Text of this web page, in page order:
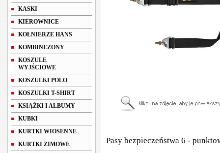
KASKI
KIEROWNICE
KOŁNIERZE HANS
KOMBINEZONY
KOSZULE
WYJŚCIOWE
KOSZULKI POLO
KOSZULKI T-SHIRT
KSIĄŻKI I ALBUMY
KUBKI
KURTKI WIOSENNE
KURTKI ZIMOWE
Pasy bezpieczeństwa 6 -